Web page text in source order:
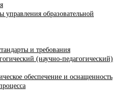
управления образовательной
и требования
(научно-педагогический)
обеспечение и оснащенность